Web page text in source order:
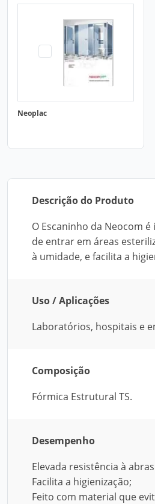
Neoplac
Descrição do Produto
O Escaninho da Neocom
de entrar em áreas
à umidade, e facilita a
Uso / Aplicações
Laboratórios, hospitais e
Composição
Fórmica Estrutural TS.
Desempenho
Elevada resistência à
Facilita a higienização;
Feito com material que